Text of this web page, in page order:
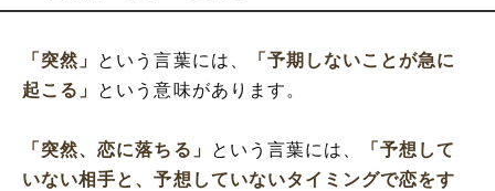
「突然」 という言葉には、
「予期しないことが急に
起こる」
という意味があります。
「突然、恋に落ちる」 という言葉には、
「予想して
いない相手と、予想していないタイミングで恋をす